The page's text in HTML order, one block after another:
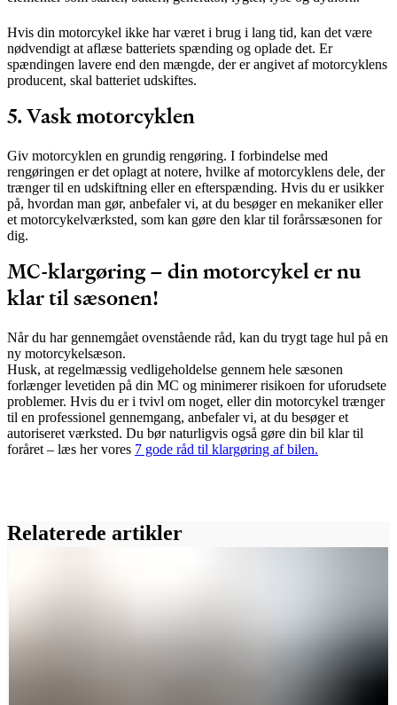
Hvis din motorcykel ikke har været i brug i lang tid, kan det være
nødvendigt at aflæse batteriets spænding og oplade det. Er
spændingen lavere end den mængde, der er angivet af motorcyklens
producent, skal batteriet udskiftes.
5. Vask motorcyklen
Giv motorcyklen en grundig rengøring. I forbindelse med
rengøringen er det oplagt at notere, hvilke af motorcyklens dele, der
trænger til en udskiftning eller en efterspænding. Hvis du er usikker
på, hvordan man gør, anbefaler vi, at du besøger en mekaniker eller
et motorcykelværksted, som kan gøre den klar til forårssæsonen for
dig.
MC-klargøring – din motorcykel er nu
klar til sæsonen!
Når du har gennemgået ovenstående råd, kan du trygt tage hul på en
ny motorcykelsæson.
Husk, at regelmæssig vedligeholdelse gennem hele sæsonen
forlænger levetiden på din MC og minimerer risikoen for uforudsete
problemer. Hvis du er i tvivl om noget, eller din motorcykel trænger
til en professionel gennemgang, anbefaler vi, at du besøger et
autoriseret værksted. Du bør naturligvis også gøre din bil klar til
foråret – læs her vores 7 gode råd til klargøring af bilen.
Relaterede artikler